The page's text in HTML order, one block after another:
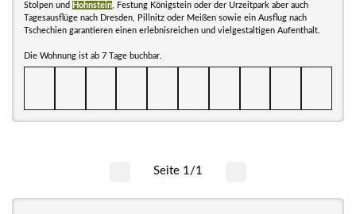
Stolpen und Hohnstein , Festung Königstein oder der Urzeitpark aber auch
Tagesausflüge nach Dresden, Pillnitz oder Meißen sowie ein Ausflug nach
Tschechien garantieren einen erlebnisreichen und vielgestaltigen Aufenthalt.
Die Wohnung ist ab 7 Tage buchbar.
Seite 1/1